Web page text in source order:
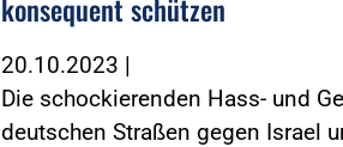
konsequent schützen
20.10.2023 |
Die schockierenden Hass- und
deutschen Straßen gegen Israel